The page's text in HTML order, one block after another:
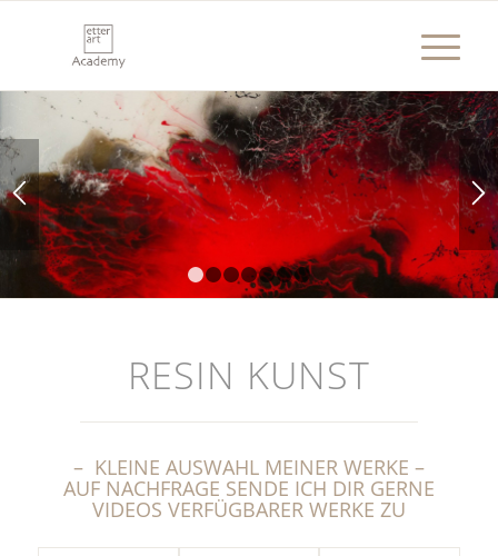
1 2 3 4 6 7
RESIN KUNST
– KLEINE AUSWAHL MEINER WERKE –
AUF NACHFRAGE SENDE ICH DIR GERNE
VIDEOS VERFÜGBARER WERKE ZU